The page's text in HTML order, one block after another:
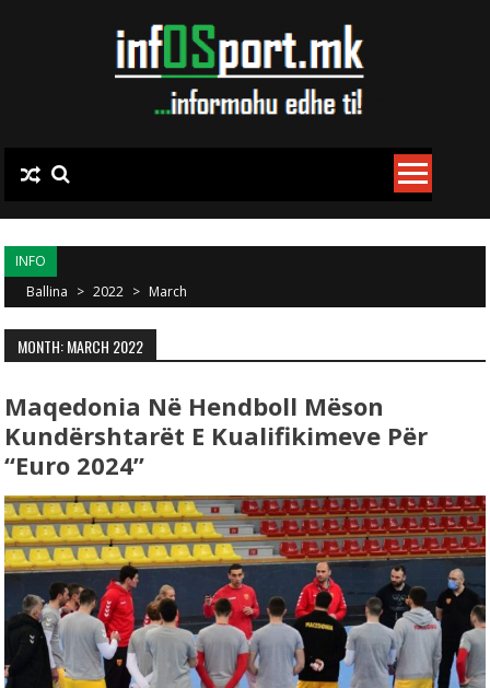
INFO
Ballina > 2022 > March
MONTH: MARCH 2022
Maqedonia Në Hendboll Mëson
Kundërshtarët E Kualifikimeve Për
“Euro 2024”